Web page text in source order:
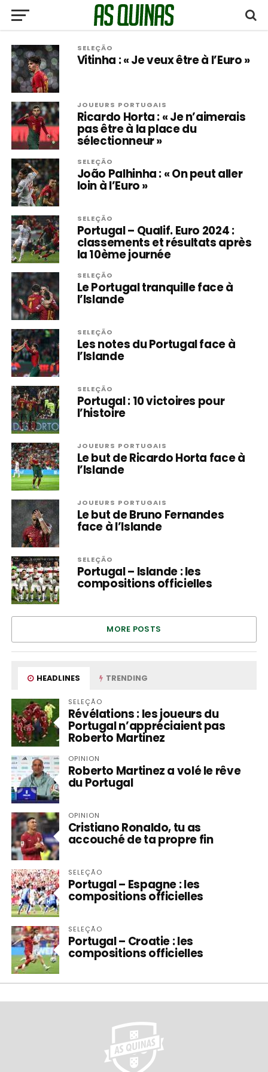
SELEÇÃO
Vitinha : « Je veux être à l’Euro »
JOUEURS PORTUGAIS
Ricardo Horta : « Je n’aimerais
pas être à la place du
sélectionneur »
SELEÇÃO
João Palhinha : « On peut aller
loin à l’Euro »
SELEÇÃO
Portugal – Qualif. Euro 2024 :
classements et résultats après
la 10ème journée
SELEÇÃO
Le Portugal tranquille face à
l’Islande
SELEÇÃO
Les notes du Portugal face à
l’Islande
SELEÇÃO
Portugal : 10 victoires pour
l’histoire
JOUEURS PORTUGAIS
Le but de Ricardo Horta face à
l’Islande
JOUEURS PORTUGAIS
Le but de Bruno Fernandes
face à l’Islande
SELEÇÃO
Portugal – Islande : les
compositions officielles
MORE POSTS
HEADLINES TRENDING
SELEÇÃO
Révélations : les joueurs du
Portugal n’appréciaient pas
Roberto Martinez
OPINION
Roberto Martinez a volé le rêve
du Portugal
OPINION
Cristiano Ronaldo, tu as
accouché de ta propre fin
SELEÇÃO
Portugal – Espagne : les
compositions officielles
SELEÇÃO
Portugal – Croatie : les
compositions officielles